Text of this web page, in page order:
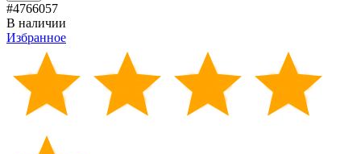
#4766057
В наличии
Избранное